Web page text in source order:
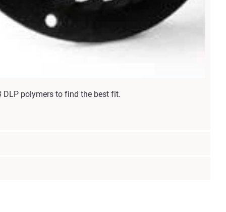
DLP polymers to find the best fit.